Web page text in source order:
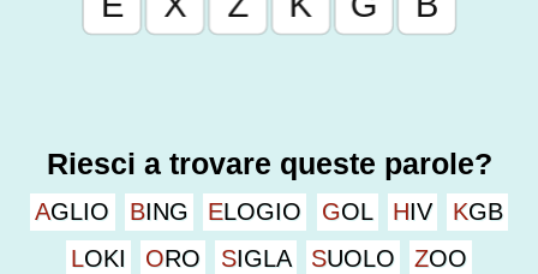
Riesci a trovare queste parole?
AGLIO BING ELOGIO GOL HIV
KGB
LOKI
ORO SIGLA SUOLO ZOO